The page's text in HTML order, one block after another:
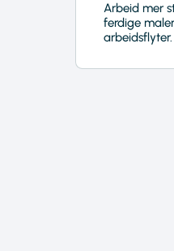
Arbeid mer
ferdige
arbeidsflyter.